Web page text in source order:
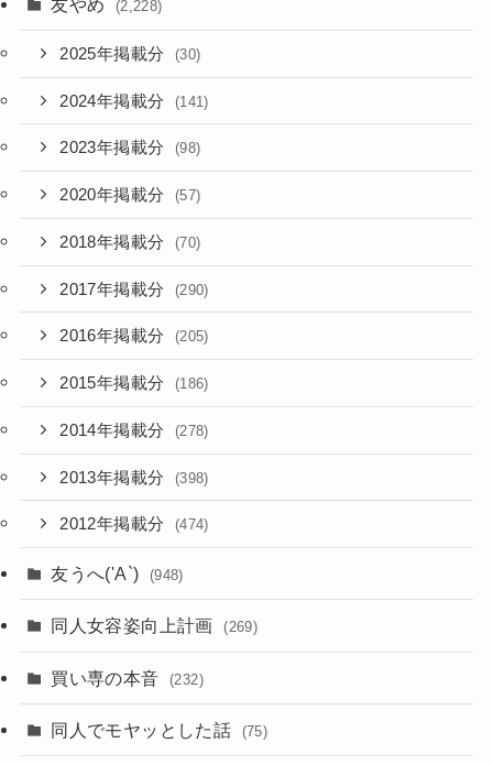
友やめ (2,228)
2025年掲載分 (30)
2024年掲載分 (141)
2023年掲載分 (98)
2020年掲載分 (57)
2018年掲載分 (70)
2017年掲載分 (290)
2016年掲載分 (205)
2015年掲載分 (186)
2014年掲載分 (278)
2013年掲載分 (398)
2012年掲載分 (474)
友うへ('A`) (948)
同人女容姿向上計画 (269)
買い専の本音 (232)
同人でモヤッとした話 (75)